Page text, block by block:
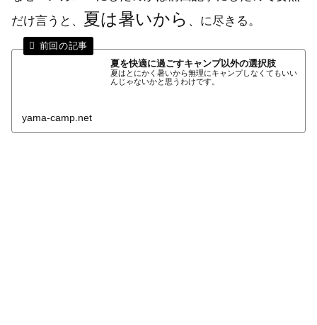
だけ言うと、 夏は暑いから 、に尽きる。
夏を快適に過ごすキャンプ以外の選択肢
夏はとにかく暑いから無理にキャンプしなくてもいい
んじゃないかと思うわけです。
yama-camp.net